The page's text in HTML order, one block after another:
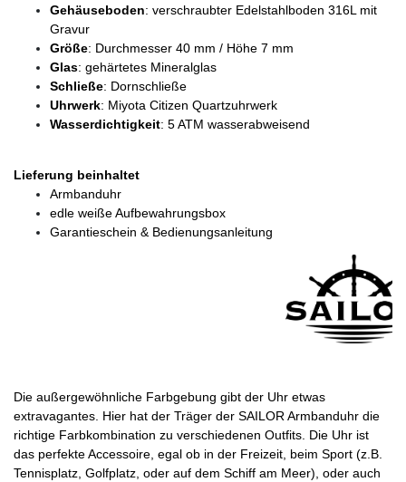
Gehäuseboden: verschraubter Edelstahlboden 316L mit
Gravur
Größe: Durchmesser 40 mm / Höhe 7 mm
Glas: gehärtetes Mineralglas
Schließe: Dornschließe
Uhrwerk: Miyota Citizen Quartzuhrwerk
Wasserdichtigkeit: 5 ATM wasserabweisend
Lieferung beinhaltet
Armbanduhr
edle weiße Aufbewahrungsbox
Garantieschein & Bedienungsanleitung
Die außergewöhnliche Farbgebung gibt der Uhr etwas
extravagantes. Hier hat der Träger der SAILOR Armbanduhr die
richtige Farbkombination zu verschiedenen Outfits. Die Uhr ist
das perfekte Accessoire, egal ob in der Freizeit, beim Sport (z.B.
Tennisplatz, Golfplatz, oder auf dem Schiff am Meer), oder auch